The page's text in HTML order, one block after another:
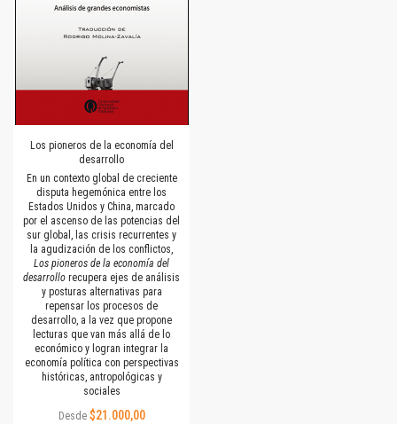
Los pioneros de la economía del
desarrollo
En un contexto global de creciente
disputa hegemónica entre los
Estados Unidos y China, marcado
por el ascenso de las potencias del
sur global, las crisis recurrentes y
la agudización de los conflictos,
Los pioneros de la economía del
desarrollo recupera ejes de análisis
y posturas alternativas para
repensar los procesos de
desarrollo, a la vez que propone
lecturas que van más allá de lo
económico y logran integrar la
economía política con perspectivas
históricas, antropológicas y
sociales
Desde $21.000,00